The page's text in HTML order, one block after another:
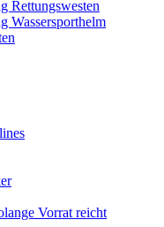
Rettungswesten
Wassersporthelm
Vorrat reicht